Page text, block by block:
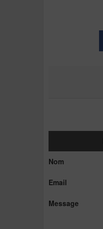
Nom
Email
Message